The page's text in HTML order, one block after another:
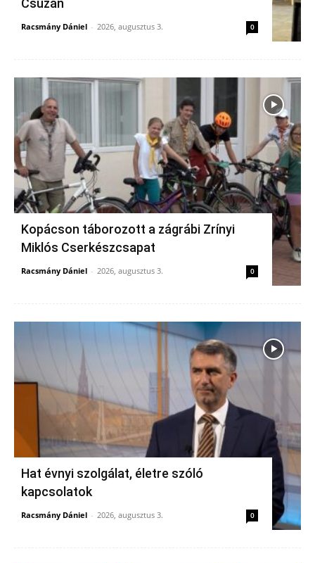
Csúzán
Racsmány Dániel - 2026, augusztus 3. 0
Kopácson táborozott a zágrábi Zrínyi
Miklós Cserkészcsapat
Racsmány Dániel - 2026, augusztus 3. 0
Hat évnyi szolgálat, életre szóló
kapcsolatok
Racsmány Dániel - 2026, augusztus 3. 0